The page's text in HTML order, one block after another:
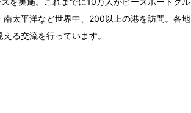
太平洋など世界中、200以上の港を訪問。各地
る交流を行っています。